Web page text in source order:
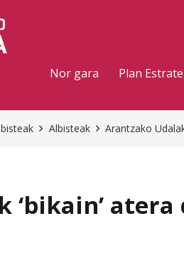
Nor gara Plan
Albisteak Arantzako
‘bikain’